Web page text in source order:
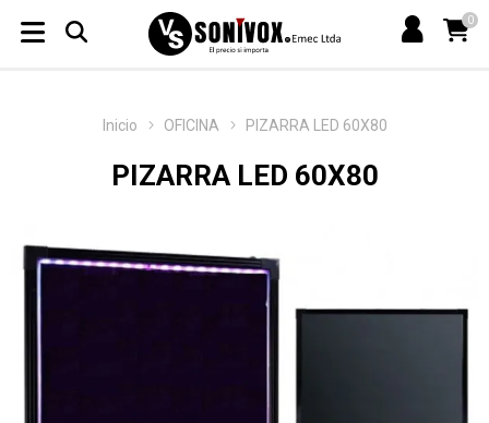
0
Inicio OFICINA PIZARRA LED 60X80
PIZARRA LED 60X80